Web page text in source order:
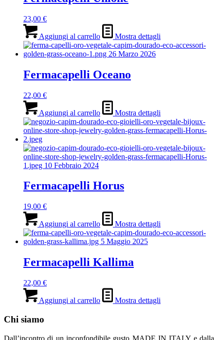
23,00 €
Aggiungi al carrello Mostra dettagli
Fermacapelli Oceano
22,00 €
Aggiungi al carrello Mostra dettagli
Fermacapelli Horus
19,00 €
Aggiungi al carrello Mostra dettagli
Fermacapelli Kallima
22,00 €
Aggiungi al carrello Mostra dettagli
Chi siamo
Dall’incontro di un inconfondibile gusto MADE IN ITALY e dalla